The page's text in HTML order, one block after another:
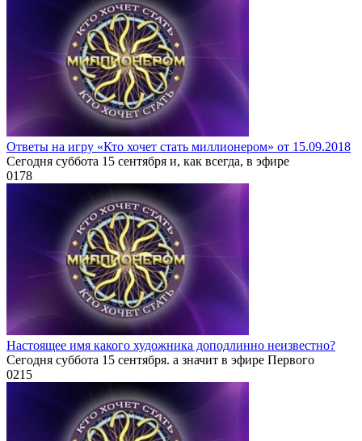
Ответы на игру «Кто хочет стать миллионером» от 15.09.2018
Сегодня суббота 15 сентября и, как всегда, в эфире
0178
Настоящее имя какого художника доподлинно неизвестно?
Сегодня суббота 15 сентября. а значит в эфире Первого
0215